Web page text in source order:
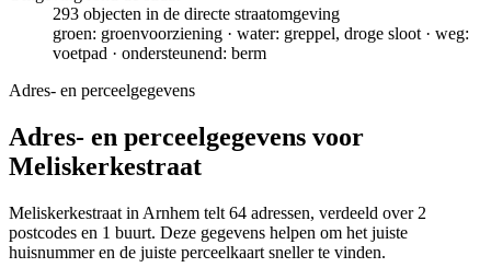
293 objecten in de directe straatomgeving
groen: groenvoorziening · water: greppel, droge sloot · weg:
voetpad · ondersteunend: berm
Adres- en perceelgegevens
Adres- en perceelgegevens voor
Meliskerkestraat
Meliskerkestraat in Arnhem telt 64 adressen, verdeeld over 2
postcodes en 1 buurt. Deze gegevens helpen om het juiste
huisnummer en de juiste perceelkaart sneller te vinden.